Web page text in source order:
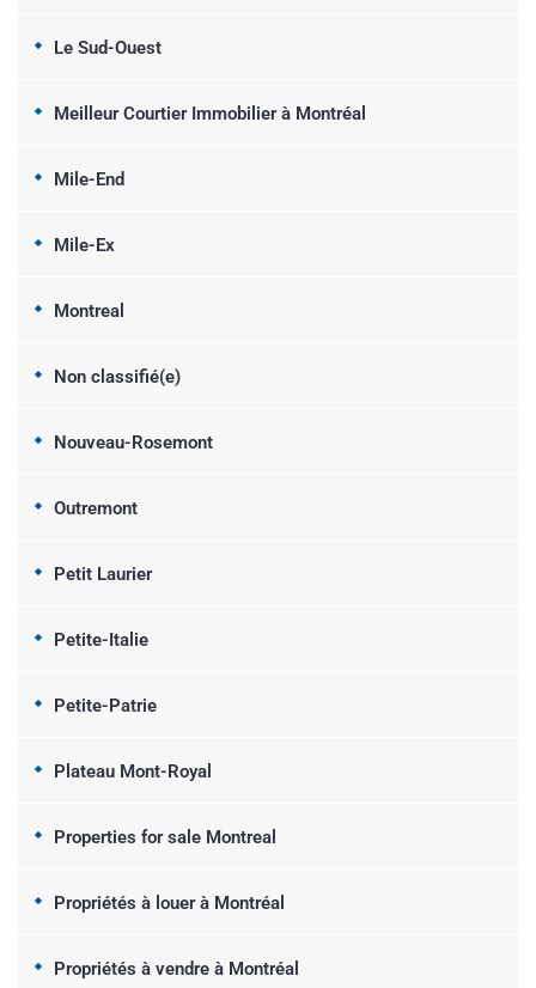
Le Sud-Ouest
Meilleur Courtier Immobilier à Montréal
Mile-End
Mile-Ex
Montreal
Non classifié(e)
Nouveau-Rosemont
Outremont
Petit Laurier
Petite-Italie
Petite-Patrie
Plateau Mont-Royal
Properties for sale Montreal
Propriétés à louer à Montréal
Propriétés à vendre à Montréal